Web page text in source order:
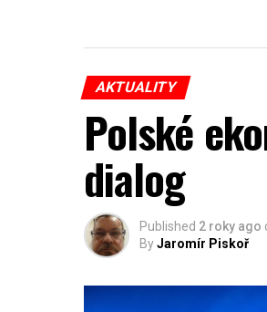
AKTUALITY
Polské
dialog
Published 2 roky ago
ByJaromír Piskoř